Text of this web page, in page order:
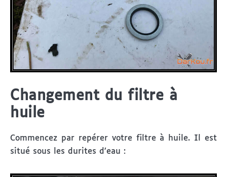
Changement du filtre à
huile
Commencez par repérer votre filtre à huile. Il est
situé sous les durites d’eau :